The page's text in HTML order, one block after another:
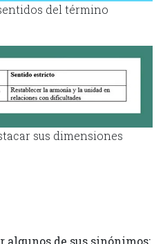
del término
sus dimensiones
de sus sinónimos: